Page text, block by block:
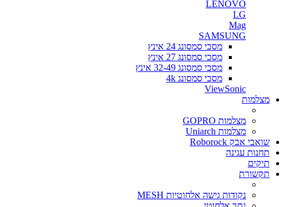
LENOVO
LG
Mag
SAMSUNG
מסכי סמסונג 24 אינץ
מסכי סמסונג 27 אינץ
מסכי סמסונג 32-49 אינץ
מסכי סמסונג 4k
ViewSonic
מצלמות
מצלמות GOPRO
מצלמות Uniarch
שואבי אבק Roborock
תחנות עגינה
תיקים
תקשורת
נקודות גישה אלחוטיות MESH